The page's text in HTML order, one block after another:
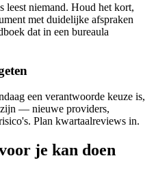
leest niemand. Houd het kort,
met duidelijke afspraken
dat in een bureaula
een verantwoorde keuze is,
zijn — nieuwe providers,
Plan kwartaalreviews in.
je kan doen